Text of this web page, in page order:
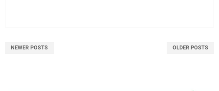
NEWER POSTS OLDER POSTS